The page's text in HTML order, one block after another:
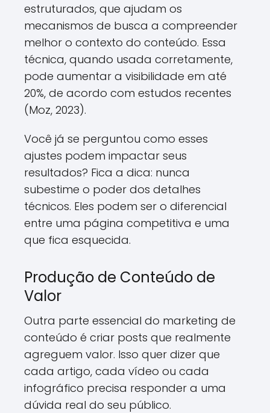
estruturados, que ajudam os
mecanismos de busca a compreender
melhor o contexto do conteúdo. Essa
técnica, quando usada corretamente,
pode aumentar a visibilidade em até
20%, de acordo com estudos recentes
(Moz, 2023).
Você já se perguntou como esses
ajustes podem impactar seus
resultados? Fica a dica: nunca
subestime o poder dos detalhes
técnicos. Eles podem ser o diferencial
entre uma página competitiva e uma
que fica esquecida.
Produção de Conteúdo de
Valor
Outra parte essencial do marketing de
conteúdo é criar posts que realmente
agreguem valor. Isso quer dizer que
cada artigo, cada vídeo ou cada
infográfico precisa responder a uma
dúvida real do seu público.